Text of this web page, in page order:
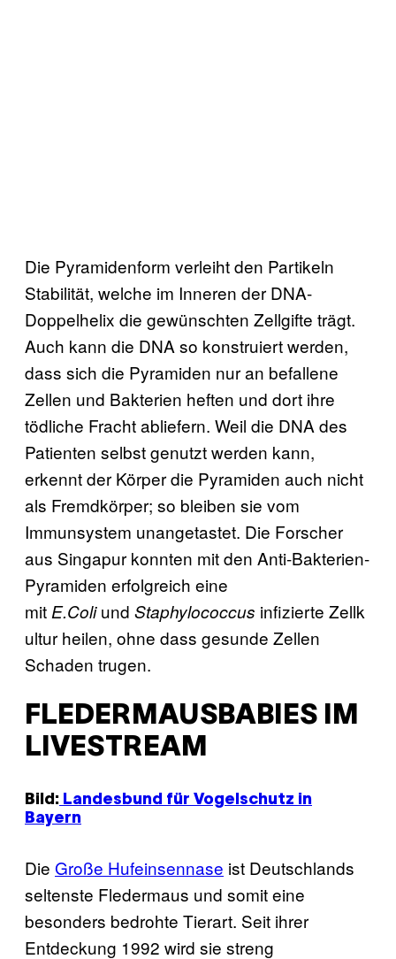
Die Pyramidenform verleiht den Partikeln
Stabilität, welche im Inneren der DNA-
Doppelhelix die gewünschten Zellgifte trägt.
Auch kann die DNA so konstruiert werden,
dass sich die Pyramiden nur an befallene
Zellen und Bakterien heften und dort ihre
tödliche Fracht abliefern. Weil die DNA des
Patienten selbst genutzt werden kann,
erkennt der Körper die Pyramiden auch nicht
als Fremdkörper; so bleiben sie vom
Immunsystem unangetastet. Die Forscher
aus Singapur konnten mit den Anti-Bakterien-
Pyramiden erfolgreich eine
mit E.Coliund Staphylococcus infizierte Zellk
ultur heilen, ohne dass gesunde Zellen
Schaden trugen.
FLEDERMAUSBABIES IM
LIVESTREAM
Bild: Landesbund für Vogelschutz in
Bayern
Die Große Hufeinsennase ist Deutschlands
seltenste Fledermaus und somit eine
besonders bedrohte Tierart. Seit ihrer
Entdeckung 1992 wird sie streng